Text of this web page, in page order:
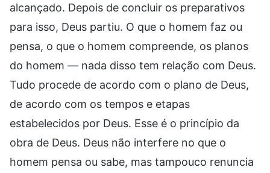
alcançado. Depois de concluir os preparativos
para isso, Deus partiu. O que o homem faz ou
pensa, o que o homem compreende, os planos
do homem — nada disso tem relação com Deus.
Tudo procede de acordo com o plano de Deus,
de acordo com os tempos e etapas
estabelecidos por Deus. Esse é o princípio da
obra de Deus. Deus não interfere no que o
homem pensa ou sabe, mas tampouco renuncia